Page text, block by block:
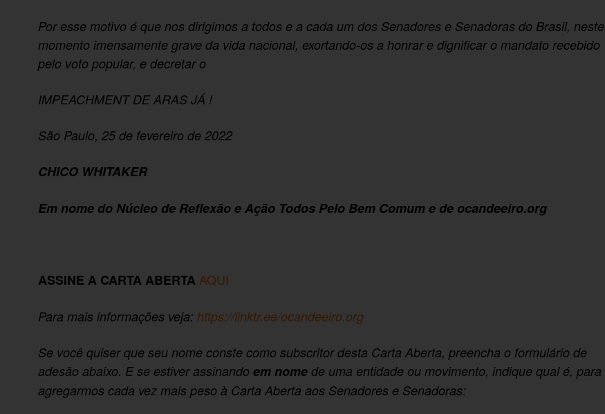
Por esse motivo é que nos dirigimos a todos e a cada um dos Senadores e Senadoras do Brasil, neste
momento imensamente grave da vida nacional, exortando-os a honrar e dignificar o mandato recebido
pelo voto popular, e decretar o
IMPEACHMENT DE ARAS JÁ !
São Paulo, 25 de fevereiro de 2022
CHICO WHITAKER
Em nome do Núcleo de Reflexão e Ação Todos Pelo Bem Comum e de ocandeeiro.org
ASSINE A CARTA ABERTAAQUI
Para mais informações veja:https://linktr.ee/ocandeeiro.org
Se você quiser que seu nome conste como subscritor desta Carta Aberta, preencha o formulário de
adesão abaixo. E se estiver assinando em nome de uma entidade ou movimento, indique qual é, para
agregarmos cada vez mais peso à Carta Aberta aos Senadores e Senadoras: